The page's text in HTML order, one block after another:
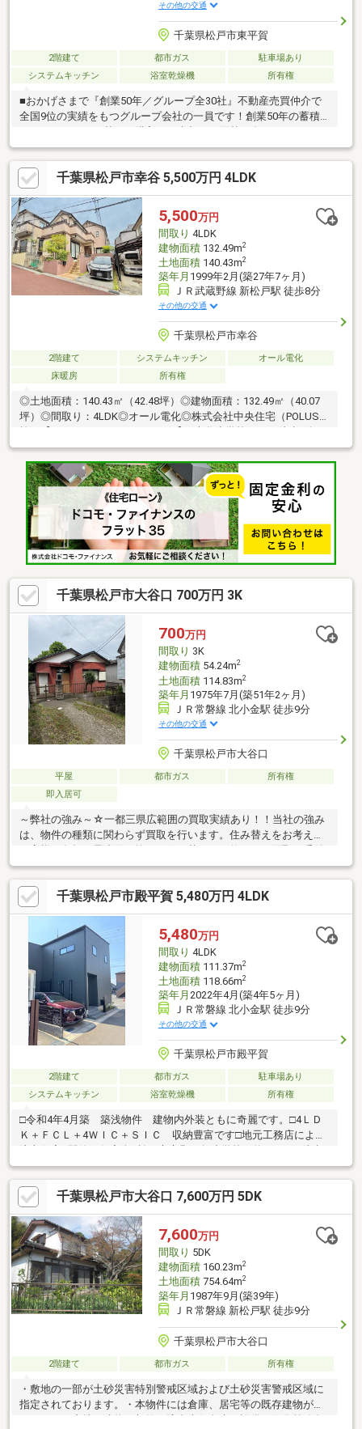
その他の交通
千葉県松戸市東平賀
2階建て 都市ガス
駐車場あり
システムキッチン
浴室乾燥機 所有権
■おかげさまで『創業50年／グループ全30社』不動産売買仲介で
全国9位の実績をもつグループ会社の一員です！創業50年の蓄積
致します！■独自のFP相談【未来カレンダー】住宅購入の資金計
画は未来を見据えて立てなければいけません。漠然とした不安や
悩みを『見える化』して幸せな未来へのスタートを切りましょ
う。■業界初の無料アフターサポート【TOHO HOUSE CLUB】
『住まい』のご購入はゴールではなくスタートです。お客様の
『住まい』と『暮らし』の安心と安全を守るサービスを全て無料
で提供してます。お気軽にお問合せ下さい！
千葉県松戸市幸谷 5,500万円 4LDK
5,500万円
間取り 4LDK
建物面積132.49m2
土地面積140.43m2
築年月 1999年2月(築27年7ヶ月)
ＪＲ武蔵野線 新松戸駅 徒歩8分
その他の交通
千葉県松戸市幸谷
2階建て システムキッチン
オール電化
床暖房
所有権
◎土地面積：140.43㎡（42.48坪）◎建物面積：132.49㎡（40.07
坪）◎間取り：4LDK◎オール電化◎株式会社中央住宅（POLUS）
（約70ｍ）□小金南中学校・・・徒歩9分（約710ｍ）□二三ヶ丘幼
稚園・・・徒歩9分（約690ｍ）□まいばすけっと新松戸駅西
店・・・徒歩8分（約610ｍ）□コモディイイダ馬橋店・・・徒歩
11分（約860ｍ）□ファミリーマート松戸幸谷店・・・徒歩7分
（約510ｍ）□マツモトキヨシ新松戸2丁目店・・・徒歩6分（約
460ｍ）□あかつき公園・・・徒歩4分（約310ｍ）
千葉県松戸市大谷口 700万円 3K
700万円
間取り 3K
建物面積54.24m2
土地面積114.83m2
築年月 1975年7月(築51年2ヶ月)
ＪＲ常磐線 北小金駅 徒歩9分
その他の交通
千葉県松戸市大谷口
平屋 都市ガス
所有権
即入居可
～弊社の強み～☆一都三県広範囲の買取実績あり！！当社の強み
は、物件の種類に関わらず買取を行います。住み替えをお考えの
中です！！査定無料秘密厳守です。☆最新の相続情報が学べるセ
ミナーを随時実施しています。相続に関しては、毎月開催の無料
セミナーや相談サービスを提供し、専門家によるサポートも行い
ます。☆センチュリー21は全国の店舗数NO1！！弊社は昨年全店
舗で4位の実績があります。ネットワークを活かし、お客様に安心
と信頼のサービスを提供し、楽しい物件探しをサポートさせてい
ただきます。お気軽にご相談ください。
千葉県松戸市殿平賀 5,480万円 4LDK
5,480万円
間取り 4LDK
建物面積111.37m2
土地面積118.66m2
築年月 2022年4月(築4年5ヶ月)
ＪＲ常磐線 北小金駅 徒歩9分
その他の交通
千葉県松戸市殿平賀
2階建て 都市ガス
駐車場あり
システムキッチン
浴室乾燥機 所有権
□令和4年4月築 築浅物件 建物内外装ともに奇麗です。□4ＬＤ
Ｋ＋ＦＣＬ＋4ＷＩＣ＋ＳＩＣ 収納豊富です□地元工務店による
約5分）□松戸市立小金北中学校 約730ｍ（徒歩約9分）□北小金
駅周辺にはイオン北小金店、北口ショッピ等があり買い物便利□
徒歩10分圏内にコンビニ、ＡＴＭ複数有□松戸大金平郵便局 約
400ｍ（徒歩約5分）□駅、小中学校、コンビニ、スーパー、
ATM、金融機関等10分圏内
千葉県松戸市大谷口 7,600万円 5DK
7,600万円
間取り 5DK
建物面積160.23m2
土地面積754.64m2
築年月 1987年9月(築39年)
ＪＲ常磐線 新松戸駅 徒歩9分
千葉県松戸市大谷口
2階建て 都市ガス 所有権
・敷地の一部が土砂災害特別警戒区域および土砂災害警戒区域に
指定されております。・本物件には倉庫、居宅等の既存建物があ
ります。・土地、建物の契約不適合責任免責、設備の修復義務免